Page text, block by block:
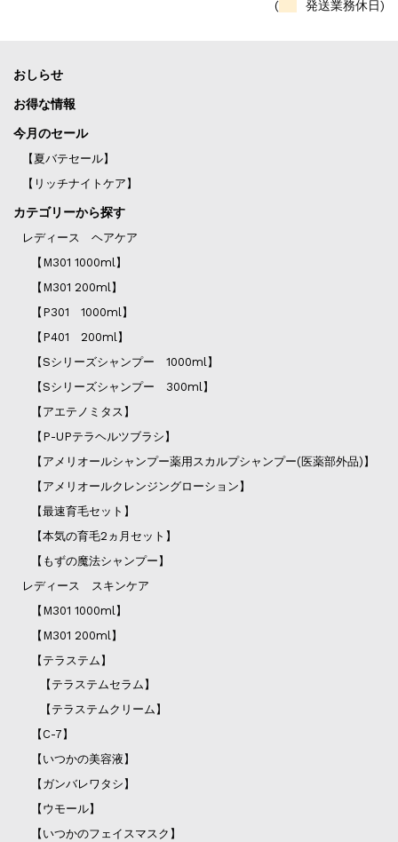
( 発送業務休日)
おしらせ
お得な情報
今月のセール
【夏バテセール】
【リッチナイトケア】
カテゴリーから探す
レディース ヘアケア
【M301 1000ml】
【M301 200ml】
【P301 1000ml】
【P401 200ml】
【Sシリーズシャンプー 1000ml】
【Sシリーズシャンプー 300ml】
【アエテノミタス】
【P-UPテラヘルツブラシ】
【アメリオールシャンプー薬用スカルプシャンプー(医薬部外品)】
【アメリオールクレンジングローション】
【最速育毛セット】
【本気の育毛2ヵ月セット】
【もずの魔法シャンプー】
レディース スキンケア
【M301 1000ml】
【M301 200ml】
【テラステム】
【テラステムセラム】
【テラステムクリーム】
【C-7】
【いつかの美容液】
【ガンバレワタシ】
【ウモール】
【いつかのフェイスマスク】